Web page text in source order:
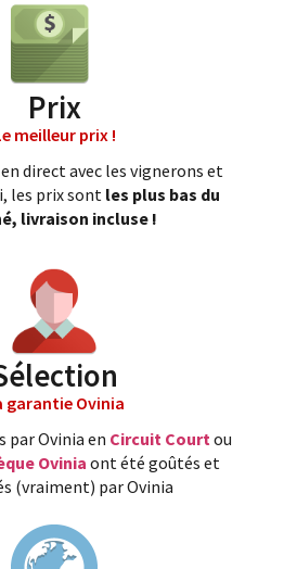
Prix
meilleur prix !
direct avec les vignerons et
les prix sont les plus bas du
livraison incluse !
garantie Ovinia
par Ovinia en Circuit Court ou
Ovinia ont été goûtés et
(vraiment) par Ovinia